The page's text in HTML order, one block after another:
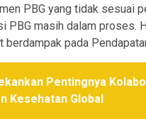
PBG yang tidak sesuai
PBG masih dalam proses.
berdampak pada
Pentingnya
Kesehatan Global